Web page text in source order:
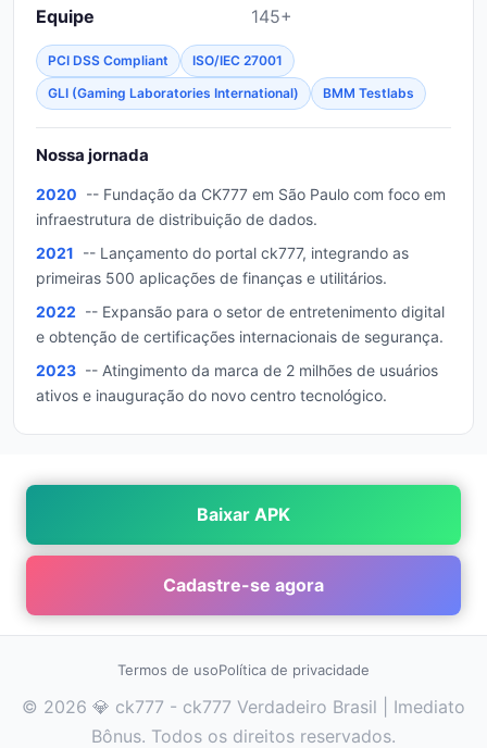
Equipe
145+
PCI DSS Compliant
ISO/IEC 27001
GLI (Gaming Laboratories International)
BMM Testlabs
Nossa jornada
2020 -- Fundação da CK777 em São Paulo com foco em
infraestrutura de distribuição de dados.
2021 -- Lançamento do portal ck777, integrando as
primeiras 500 aplicações de finanças e utilitários.
2022 -- Expansão para o setor de entretenimento digital
e obtenção de certificações internacionais de segurança.
2023 -- Atingimento da marca de 2 milhões de usuários
ativos e inauguração do novo centro tecnológico.
Baixar APK
Cadastre-se agora
Termos de usoPolítica de privacidade
© 2026 💎 ck777 - ck777 Verdadeiro Brasil | Imediato
Bônus. Todos os direitos reservados.